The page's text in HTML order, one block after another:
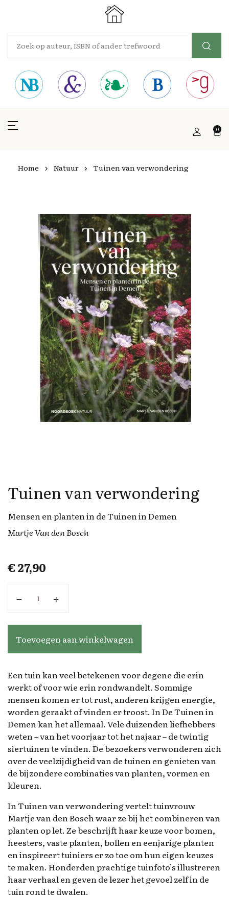
0
Home Natuur Tuinen van verwondering
Tuinen van verwondering
Mensen en planten in de Tuinen in Demen
Martje Van den Bosch
€27,90
Toevoegen aan winkelwagen
Een tuin kan veel betekenen voor degene die erin
werkt of voor wie erin rondwandelt. Sommige
mensen komen er tot rust, anderen krijgen energie,
worden geraakt of vinden er troost. In De Tuinen in
Demen kan het allemaal. Vele duizenden liefhebbers
weten – van het voorjaar tot het najaar – de twintig
siertuinen te vinden. De bezoekers verwonderen zich
over de veelzijdigheid van de tuinen en genieten van
de bijzondere combinaties van planten, vormen en
kleuren.
In Tuinen van verwondering vertelt tuinvrouw
Martje van den Bosch waar ze bij het combineren van
planten op let. Ze beschrijft haar keuze voor bomen,
heesters, vaste planten, bollen en eenjarige planten
en inspireert tuiniers er zo toe om hun eigen keuzes
te maken. Honderden prachtige tuinfoto’s illustreren
haar verhaal en geven de lezer het gevoel zelf in de
tuin rond te dwalen.